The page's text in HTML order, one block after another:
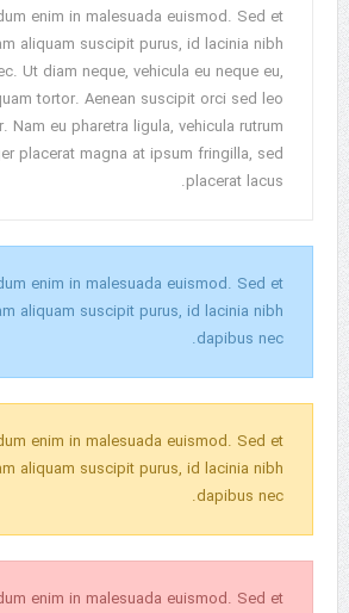
enim in malesuada euismod. Sed et
aliquam suscipit purus, id lacinia nibh
Ut diam neque, vehicula eu neque eu,
tortor. Aenean suscipit orci sed leo
Nam eu pharetra ligula, vehicula rutrum
placerat magna at ipsum fringilla, sed
placerat lacus.
enim in malesuada euismod. Sed et
aliquam suscipit purus, id lacinia nibh
dapibus nec.
enim in malesuada euismod. Sed et
aliquam suscipit purus, id lacinia nibh
dapibus nec.
enim in malesuada euismod. Sed et